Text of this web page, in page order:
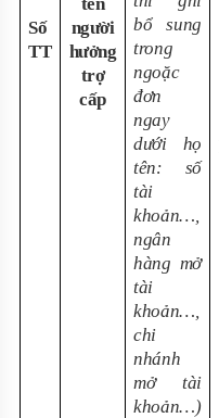
Số
TT
người
hưởng
trợ
cấp
bổ sung
trong
ngoặc
đơn
ngay
dưới họ
tên: số
tài
khoản…,
ngân
hàng mở
tài
khoản…,
chi
nhánh
mở tài
khoản…)